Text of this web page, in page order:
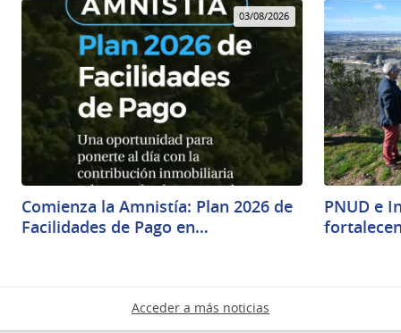
03/08/2026
Comienza la Amnistía: Plan 2026 de
Facilidades de Pago en…
PNUD e
Acceder a más noticias